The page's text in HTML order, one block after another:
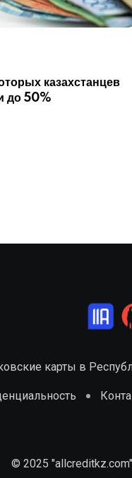
казахстанцев
до 50%
карты в
© 2025